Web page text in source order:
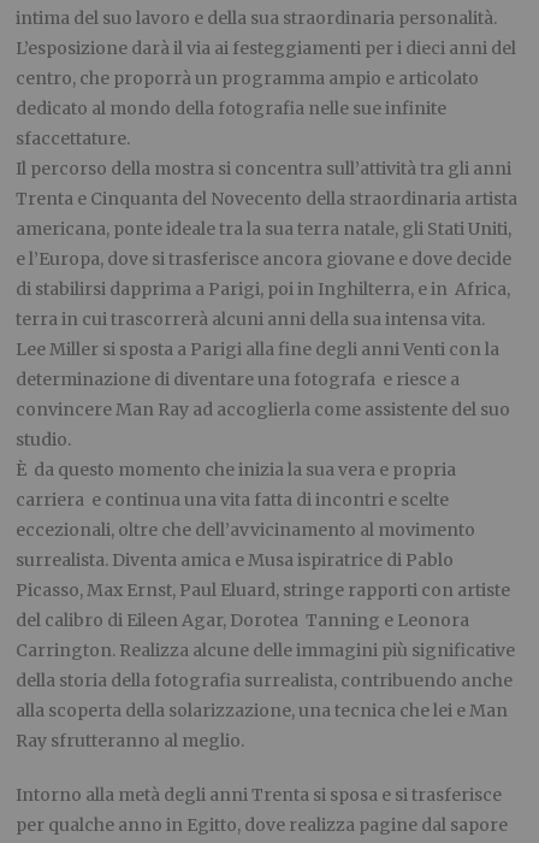
intima del suo lavoro e della sua straordinaria personalità.
L’esposizione darà il via ai festeggiamenti per i dieci anni del
centro, che proporrà un programma ampio e articolato
dedicato al mondo della fotografia nelle sue infinite
sfaccettature.
Il percorso della mostra si concentra sull’attività tra gli anni
Trenta e Cinquanta del Novecento della straordinaria artista
americana, ponte ideale tra la sua terra natale, gli Stati Uniti,
e l’Europa, dove si trasferisce ancora giovane e dove decide
di stabilirsi dapprima a Parigi, poi in Inghilterra, e in Africa,
terra in cui trascorrerà alcuni anni della sua intensa vita.
Lee Miller si sposta a Parigi alla fine degli anni Venti con la
determinazione di diventare una fotografa e riesce a
convincere Man Ray ad accoglierla come assistente del suo
studio.
È da questo momento che inizia la sua vera e propria
carriera e continua una vita fatta di incontri e scelte
eccezionali, oltre che dell’avvicinamento al movimento
surrealista. Diventa amica e Musa ispiratrice di Pablo
Picasso, Max Ernst, Paul Eluard, stringe rapporti con artiste
del calibro di Eileen Agar, Dorotea Tanning e Leonora
Carrington. Realizza alcune delle immagini più significative
della storia della fotografia surrealista, contribuendo anche
alla scoperta della solarizzazione, una tecnica che lei e Man
Ray sfrutteranno al meglio.
Intorno alla metà degli anni Trenta si sposa e si trasferisce
per qualche anno in Egitto, dove realizza pagine dal sapore